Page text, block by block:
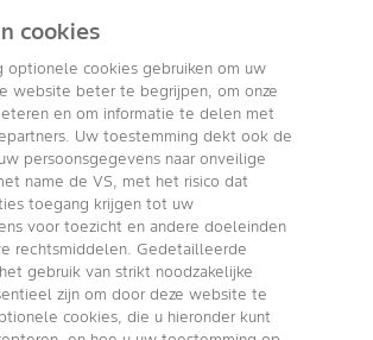
Bayer
cookies
optionele cookies gebruiken om uw
website beter te begrijpen, om onze
en om informatie te delen met
Uw toestemming dekt ook de
persoonsgegevens naar onveilige
name de VS, met het risico dat
toegang krijgen tot uw
voor toezicht en andere doeleinden
rechtsmiddelen. Gedetailleerde
gebruik van strikt noodzakelijke
zijn om door deze website te
cookies, die u hieronder kunt